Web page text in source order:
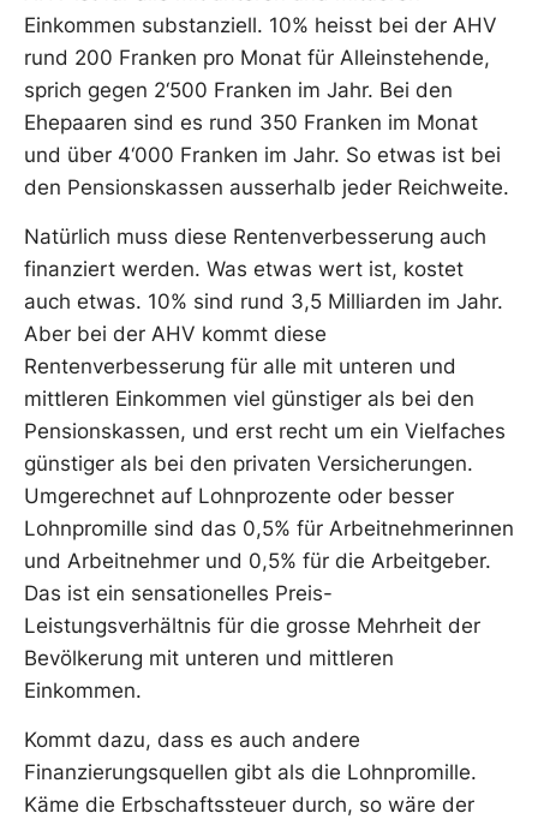
Einkommen substanziell. 10% heisst bei der AHV
rund 200 Franken pro Monat für Alleinstehende,
sprich gegen 2‘500 Franken im Jahr. Bei den
Ehepaaren sind es rund 350 Franken im Monat
und über 4‘000 Franken im Jahr. So etwas ist bei
den Pensionskassen ausserhalb jeder Reichweite.
Natürlich muss diese Rentenverbesserung auch
finanziert werden. Was etwas wert ist, kostet
auch etwas. 10% sind rund 3,5 Milliarden im Jahr.
Aber bei der AHV kommt diese
Rentenverbesserung für alle mit unteren und
mittleren Einkommen viel günstiger als bei den
Pensionskassen, und erst recht um ein Vielfaches
günstiger als bei den privaten Versicherungen.
Umgerechnet auf Lohnprozente oder besser
Lohnpromille sind das 0,5% für Arbeitnehmerinnen
und Arbeitnehmer und 0,5% für die Arbeitgeber.
Das ist ein sensationelles Preis-
Leistungsverhältnis für die grosse Mehrheit der
Bevölkerung mit unteren und mittleren
Einkommen.
Kommt dazu, dass es auch andere
Finanzierungsquellen gibt als die Lohnpromille.
Käme die Erbschaftssteuer durch, so wäre der